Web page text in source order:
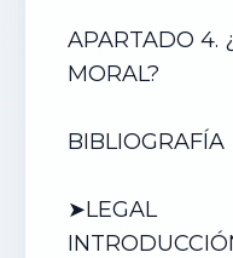
APARTADO 4.
MORAL?
BIBLIOGRAFÍA
➤LEGAL